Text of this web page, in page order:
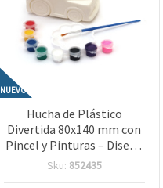
NUEVO
Hucha de Plástico
Divertida 80x140 mm con
Pincel y Pinturas – Diseño
Camión para Niños
Sku: 852435